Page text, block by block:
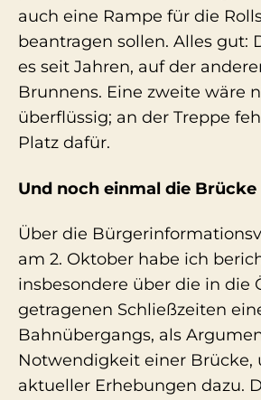
auch eine Rampe für die
beantragen sollen. Alles gut:
es seit Jahren, auf der
Brunnens. Eine zweite wäre
überflüssig; an der Treppe
Platz dafür.
Und noch einmal die Brücke
Über die
am 2. Oktober habe ich
insbesondere über die in die
getragenen Schließzeiten
Bahnübergangs, als
Notwendigkeit einer Brücke,
aktueller Erhebungen dazu.